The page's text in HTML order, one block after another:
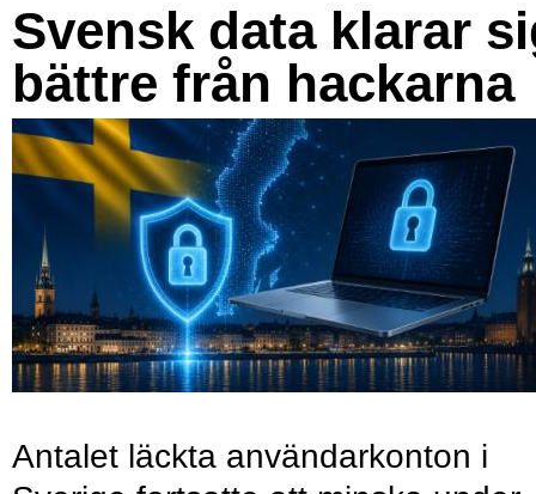
Svensk data klarar
bättre från hackarna
Antalet läckta användarkonton i